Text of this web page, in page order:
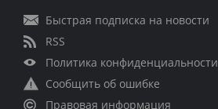
Быстрая подписка на новости
RSS
Политика конфиденциальности
Сообщить об ошибке
Правовая информация